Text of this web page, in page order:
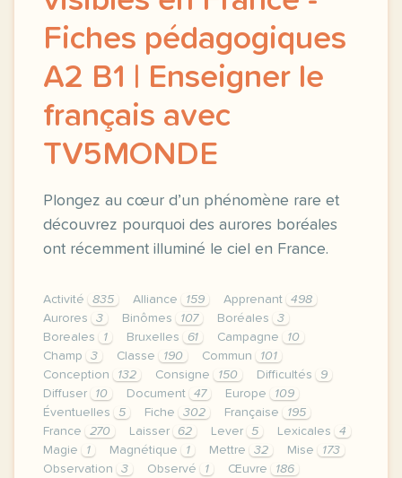
Fiches pédagogiques
A2 B1 | Enseigner le
français avec
TV5MONDE
Plongez au cœur d’un phénomène rare et
découvrez pourquoi des aurores boréales
ont récemment illuminé le ciel en France.
Activité 835 Alliance 159 Apprenant
498
Aurores
3 Binômes 107 Boréales
3
Boreales
1 Bruxelles 61 Campagne
10
Champ
3 Classe 190 Commun
101
Conception
132 Consigne 150 Difficultés
9
Diffuser
10 Document 47 Europe
109
Éventuelles
5 Fiche 302 Française
195
France
270 Laisser 62 Lever 5 Lexicales
4
Magie
1 Magnétique 1 Mettre 32 Mise
173
Observation
3 Observé 1 Œuvre 186